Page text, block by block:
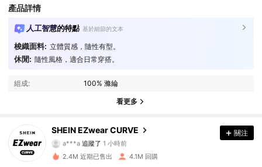
產品詳情
人工智慧的特點 基於細節的文本
梭織面料: 立體質感，隨性有型。
休閒: 隨性風格，適合日常穿搭。
組成: 100% 滌綸
看更多
SHEIN EZwear CURVE
a***a 追蹤了 1 小時前
b***n正在瀏覽
4.90
397K 追蹤者
關注
2.4M 近期已售出 4.1M 回購